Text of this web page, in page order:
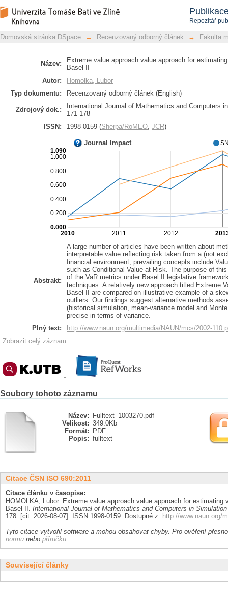
Repozitář
Extreme value approach value
respect to Basel II
Repozitář DSpace/Manakin
Domovská stránka DSpace → Recenzovaný odborný článek → Fakulta
Název:
Extreme value approach value approach for
Basel II
Autor:
Homolka, Lubor
Typ dokumentu:
Recenzovaný odborný článek (English)
Zdrojový dok.:
International Journal of Mathematics and Computers
171-178
ISSN:
1998-0159 (Sherpa/RoMEO, JCR)
Journal Impact
2011 2012
2010
0.200
0.400
0.600
0.800
1.000
0.000
1.090
Abstrakt:
A large number of articles have been written about
interpretable value reflecting risk taken from a (not
financial environment, prevailing concepts include
such as Conditional Value at Risk. The purpose of
of the VaR metrics under Basel II legislative
techniques. A relatively new approach titled Extreme
Basel II are compared on illustrative example of a
outliers. Our findings suggest alternative methods
(historical simulation, mean-variance model and
precise in terms of variance.
Plný text:
http://www.naun.org/multimedia/NAUN/mcs/2002-
Zobrazit celý záznam
Soubory tohoto záznamu
Název:
Fulltext_1003270.pdf
Velikost: 349.0Kb
Formát:
PDF
Popis: fulltext
Citace ČSN ISO 690:2011
Citace článku v časopise:
HOMOLKA, Lubor. Extreme value approach value approach for
Basel II. International Journal of Mathematics and Computers in Simulation
178. [cit. 2026-08-07]. ISSN 1998-0159. Dostupné z: http://www.naun.org/
Tyto citace vytvořil software a mohou obsahovat chyby. Pro ověření
normu nebo příručku.
Související články